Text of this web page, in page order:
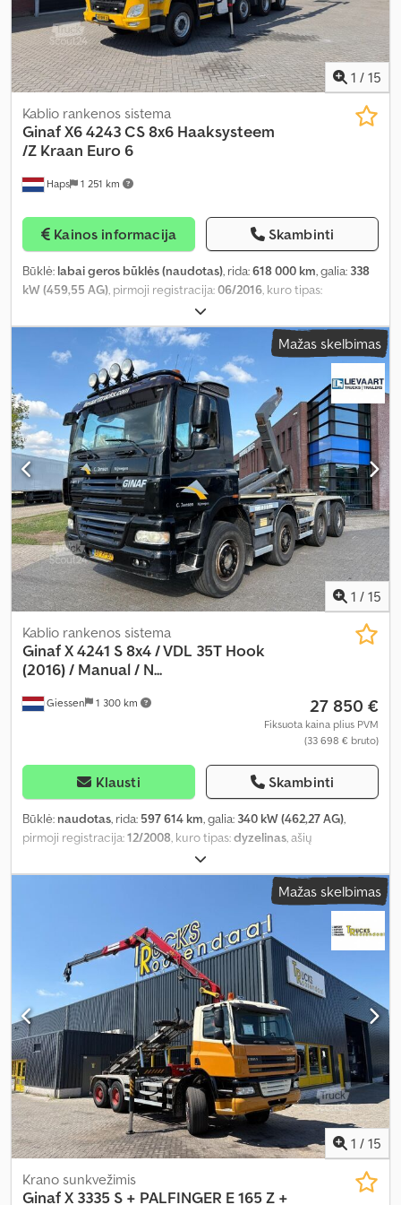
1 / 15
Haps 1 251 km
Kablio rankenos sistema
GinafX6 4243 CS 8x6 Haaksysteem
/Z Kraan Euro 6
Kainos informacija Skambinti
Būklė: labai geros būklės (naudotas), rida:618 000 km, galia: 338
kW (459,55 AG), pirmoji registracija:06/2016, kuro tipas:
8x6, ratų bazė:
dyzelinas, stabdžiai:variklio stabdymas, vairuotojo kabina:
, pavaros tipas:automatinis , pavarų skaičius:12,
emisijos klasė:Euro 6, leistina ašies apkrova (ašis 1): 9 000 kg,
leistina ašies apkrova (ašis 2):10 000 kg, leistina ašies apkrova (ašis
3):11 500 kg, Gamybos metai: 2016 , Įranga:
ABS, centrinis
užraktas, elektrinis langų reguliavimas, kranas, oro
kondicionavimas, stovėjimo kondicionierius,
Mažas skelbimas
1 / 15
Giessen 1 300 km
Kablio rankenos sistema
GinafX 4241 S 8x4 / VDL 35T Hook
(2016) / Manual / N...
27 850 €
Fiksuota kaina plius PVM
(33 698 € bruto)
Klausti Skambinti
Būklė: naudotas, rida: 597 614 km, galia: 340 kW (462,27 AG),
pirmoji registracija:12/2008, kuro tipas:dyzelinas, ašių
6 100 mm
kitas, vairuotojo kabina:dieninė kabina, pavaros tipas:
, sėdimų vietų skaičius:2,
2 500 mm
, leistina ašies
9 000 kg, leistina ašies apkrova (ašis 2): 9 000 kg,
leistina ašies apkrova (ašis 3):11 500 kg, Gamybos metai: 2008,
Mažas skelbimas
1 / 15
Krano sunkvežimis
GinafX 3335 S + PALFINGER E 165 Z +